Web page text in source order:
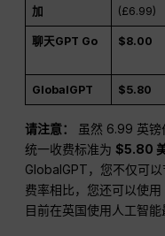
加
(£6.99)
聊天GPT Go $8.00
GlobalGPT $5.80
请注意： 虽然 6.99 英镑
统一收费标准为$5.80
GlobalGPT，您不仅可
费率相比，您还可以使
目前在英国使用人工智